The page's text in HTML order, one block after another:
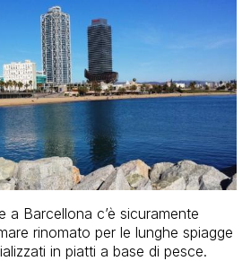
a Barcellona c’è sicuramente
rinomato per le lunghe spiagge
in piatti a base di pesce.